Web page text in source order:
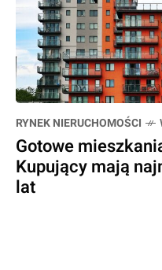
RYNEK NIERUCHOMOŚCI
Gotowe
Kupujący mają
lat